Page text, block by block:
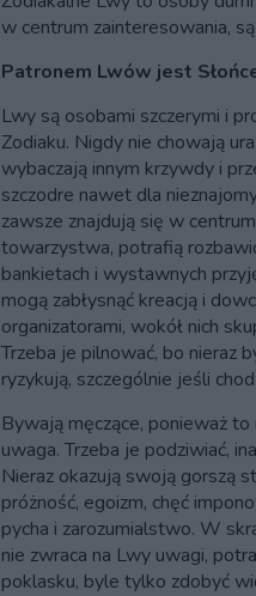
w centrum zainteresowania,
Patronem Lwów jest
Lwy są osobami szczerymi i
Zodiaku. Nigdy nie chowają
wybaczają innym krzywdy i
szczodre nawet dla
zawsze znajdują się w
towarzystwa, potrafią
bankietach i wystawnych
mogą zabłysnąć kreacją i
organizatorami, wokół nich
Trzeba je pilnować, bo nieraz
ryzykują, szczególnie jeśli
Bywają męczące, ponieważ to
uwaga. Trzeba je podziwiać,
Nieraz okazują swoją gorszą
próżność, egoizm, chęć
pycha i zarozumialstwo. W
nie zwraca na Lwy uwagi,
poklasku, byle tylko zdobyć